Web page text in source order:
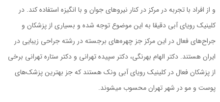
و از افراد با تجربه در مرکز در کنار نیروهای جوان و با انگیزه استفاده کند. در
کلینیک رویای آبی دقیقا به این موضوع توجه شده و بسیاری از پزشکان و
جراح‌های فعال در این مرکز جز چهره‌های برجسته در رشته جراحی زیبایی در
ایران هستند. دکتر الهام بهرنگی، دکتر سپیده تهرانی و دکتر ستاره تهرانی برخی
از پزشکان فعال در کلینیک رویای آبی ونک هستند که جز بهترین پزشک‌های
پوست و مو در شهر تهران محسوب می‎شوند.